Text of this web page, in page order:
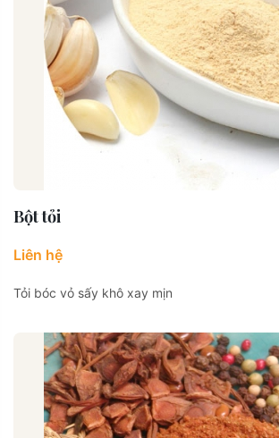
Bột tỏi
Liên hệ
Tỏi bóc vỏ sấy khô xay mịn